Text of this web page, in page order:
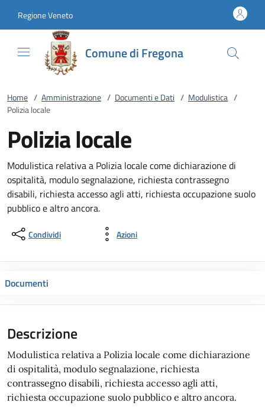
Regione Veneto
Comune di Fregona
Home / Amministrazione / Documenti e Dati / Modulistica /
Polizia locale
Polizia locale
Modulistica relativa a Polizia locale come dichiarazione di
ospitalità, modulo segnalazione, richiesta contrassegno
disabili, richiesta accesso agli atti, richiesta occupazione suolo
pubblico e altro ancora.
Condividi Azioni
Documenti
Descrizione
Modulistica relativa a Polizia locale come dichiarazione
di ospitalità, modulo segnalazione, richiesta
contrassegno disabili, richiesta accesso agli atti,
richiesta occupazione suolo pubblico e altro ancora.